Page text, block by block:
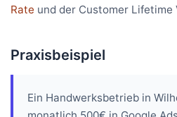
Rate und der Customer Lifetime
Praxisbeispiel
Ein Handwerksbetrieb in